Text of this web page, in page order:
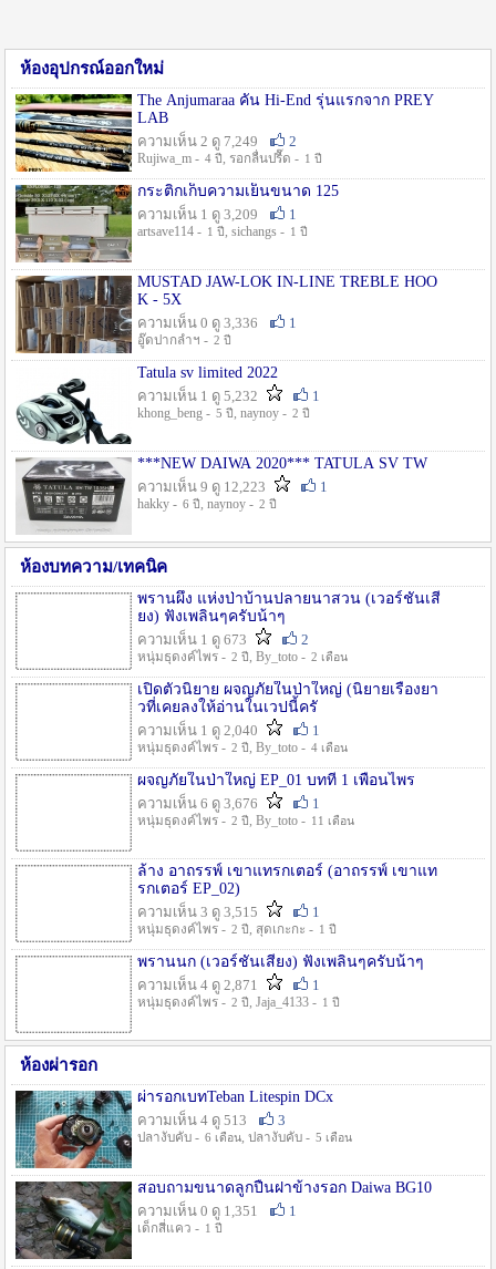
ห้องอุปกรณ์ออกใหม่
The Anjumaraa คัน Hi-End รุ่นแรกจาก PREY
LAB
ความเห็น 2 ดู 7,249
2
Rujiwa_m - 4 ปี , รอกลื่นปรื๊ด - 1 ปี
กระติกเก็บความเย็นขนาด 125
ความเห็น 1 ดู 3,209
1
artsave114 - 1 ปี , sichangs - 1 ปี
MUSTAD JAW-LOK IN-LINE TREBLE HOO
K - 5X
ความเห็น 0 ดู 3,336
1
อู๊ดปากลำฯ - 2 ปี
Tatula sv limited 2022
ความเห็น 1 ดู 5,232
1
khong_beng - 5 ปี , naynoy - 2 ปี
***NEW DAIWA 2020*** TATULA SV TW
ความเห็น 9 ดู 12,223
1
hakky - 6 ปี , naynoy - 2 ปี
ห้องบทความ/เทคนิค
พรานผึ้ง แห่งป่าบ้านปลายนาสวน (เวอร์ชั่นเสี
ยง) ฟังเพลินๆครับน้าๆ
ความเห็น 1 ดู 673
2
หนุ่มธุดงค์ไพร - 2 ปี , By_toto - 2 เดือน
เปิดตัวนิยาย ผจญภัยในป่าใหญ่ (นิยายเรื่องยา
วที่เคยลงให้อ่านในเวปนี้ครั
ความเห็น 1 ดู 2,040
1
หนุ่มธุดงค์ไพร - 2 ปี , By_toto - 4 เดือน
ผจญภัยในป่าใหญ่ EP_01 บทที่ 1 เพื่อนไพร
ความเห็น 6 ดู 3,676
1
หนุ่มธุดงค์ไพร - 2 ปี , By_toto - 11 เดือน
ล้าง อาถรรพ์ เขาแทรกเตอร์ (อาถรรพ์ เขาแท
รกเตอร์ EP_02)
ความเห็น 3 ดู 3,515
1
หนุ่มธุดงค์ไพร - 2 ปี , สุดเกะกะ - 1 ปี
พรานนก (เวอร์ชั่นเสียง) ฟังเพลินๆครับน้าๆ
ความเห็น 4 ดู 2,871
1
หนุ่มธุดงค์ไพร - 2 ปี , Jaja_4133 - 1 ปี
ห้องผ่ารอก
ผ่ารอกเบทTeban Litespin DCx
ความเห็น 4 ดู 513
3
ปลางับคับ - 6 เดือน, ปลางับคับ - 5 เดือน
สอบถามขนาดลูกปืนฝาข้างรอก Daiwa BG10
ความเห็น 0 ดู 1,351
1
เด็กสี่แคว - 1 ปี